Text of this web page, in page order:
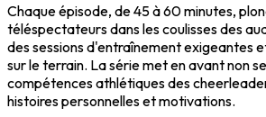
Chaque épisode, de 45 à 60 minutes,
téléspectateurs dans les coulisses des
des sessions d'entraînement exigeantes
sur le terrain. La série met en avant non
compétences athlétiques des
histoires personnelles et motivations.